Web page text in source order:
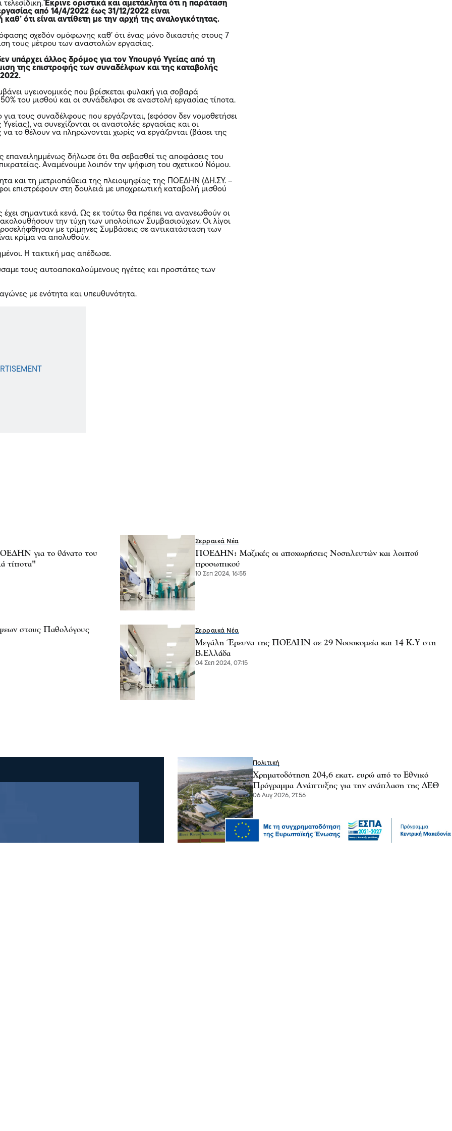
τελεσίδικη.Έκρινε οριστικά και αμετάκλητα ότι η παράταση
από 14/4/2022 έως 31/12/2022 είναι
καθ’ ότι είναι αντίθετη με την αρχή της αναλογικότητας.
σχεδόν ομόφωνης καθ’ ότι ένας μόνο δικαστής στους 7
τους μέτρου των αναστολών εργασίας.
υπάρχει άλλος δρόμος για τον Υπουργό Υγείας από τη
της επιστροφής των συναδέλφων και της καταβολής
υγειονομικός που βρίσκεται φυλακή για σοβαρά
του μισθού και οι συνάδελφοι σε αναστολή εργασίας τίποτα.
για τους συναδέλφους που εργάζονται, (εφόσον δεν νομοθετήσει
να συνεχίζονται οι αναστολές εργασίας και οι
το θέλουν να πληρώνονται χωρίς να εργάζονται (βάσει της
επανειλημμένως δήλωσε ότι θα σεβασθεί τις αποφάσεις του
Αναμένουμε λοιπόν την ψήφιση του σχετικού Νόμου.
και τη μετριοπάθεια της πλειοψηφίας της ΠΟΕΔΗΝ (ΔΗ.ΣΥ. –
επιστρέφουν στη δουλειά με υποχρεωτική καταβολή μισθού
έχει σημαντικά κενά. Ως εκ τούτω θα πρέπει να ανανεωθούν οι
την τύχη των υπολοίπων Συμβασιούχων. Οι λίγοι
με τρίμηνες Συμβάσεις σε αντικατάσταση των
κρίμα να απολυθούν.
Η τακτική μας απέδωσε.
τους αυτοαποκαλούμενους ηγέτες και προστάτες των
με ενότητα και υπευθυνότητα.
για το θάνατο του
τίποτα"
Σερραικά Νέα
ΠΟΕΔΗΝ: Mαζικές οι αποχωρήσεις Νοσηλευτών και λοιπού
προσωπικού
10 Σεπ 2024, 16:55
στους Παθολόγους Σερραικά Νέα
Μεγάλη Έρευνα της ΠΟΕΔΗΝ σε 29 Νοσοκομεία και 14 Κ.Υ στη
Β.Ελλάδα
04 Σεπ 2024, 07:15
Πολιτική
Χρηματοδότηση 204,6 εκατ. ευρώ από το Εθνικό
Πρόγραμμα Ανάπτυξης για την ανάπλαση της ΔΕΘ
06 Αυγ 2026, 21:56
Επικαιρότητα